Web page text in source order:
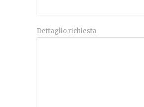
Dettaglio richiesta